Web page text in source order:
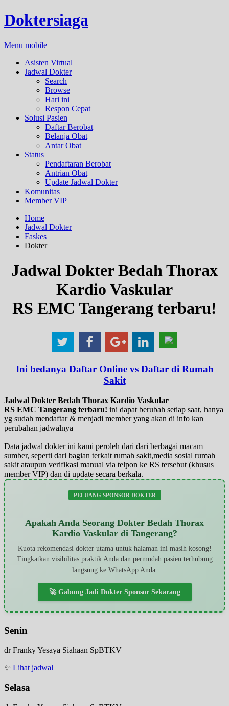
Doktersiaga
Menu mobile
Asisten Virtual
Jadwal Dokter
Search
Browse
Hari ini
Respon Cepat
Solusi Pasien
Daftar Berobat
Belanja Obat
Antar Obat
Status
Pendaftaran Berobat
Antrian Obat
Update Jadwal Dokter
Komunitas
Member VIP
Home
Jadwal Dokter
Faskes
Dokter
Jadwal Dokter Bedah Thorax
Kardio Vaskular
RS EMC Tangerang terbaru!
Ini bedanya Daftar Online vs Daftar di Rumah
Sakit
Jadwal Dokter Bedah Thorax Kardio Vaskular
RS EMC Tangerang terbaru! ini dapat berubah setiap saat, hanya
yg sudah mendaftar & menjadi member yang akan di info kan
perubahan jadwalnya
Data jadwal dokter ini kami peroleh dari dari berbagai macam
sumber, seperti dari bagian terkait rumah sakit,media sosial rumah
sakit ataupun verifikasi manual via telpon ke RS tersebut (khusus
member VIP) dan di update secara berkala.
PELUANG SPONSOR DOKTER
Apakah Anda Seorang Dokter Bedah Thorax
Kardio Vaskular di Tangerang?
Kuota rekomendasi dokter utama untuk halaman ini masih kosong!
Tingkatkan visibilitas praktik Anda dan permudah pasien terhubung
langsung ke WhatsApp Anda.
🚀 Gabung Jadi Dokter Sponsor Sekarang
Senin
dr Franky Yesaya Siahaan SpBTKV
✨ Lihat jadwal
Selasa